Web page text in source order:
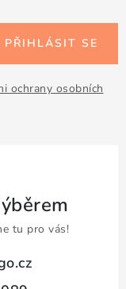
ochrany osobních
PŘIHLÁSIT SE
tu pro vás!